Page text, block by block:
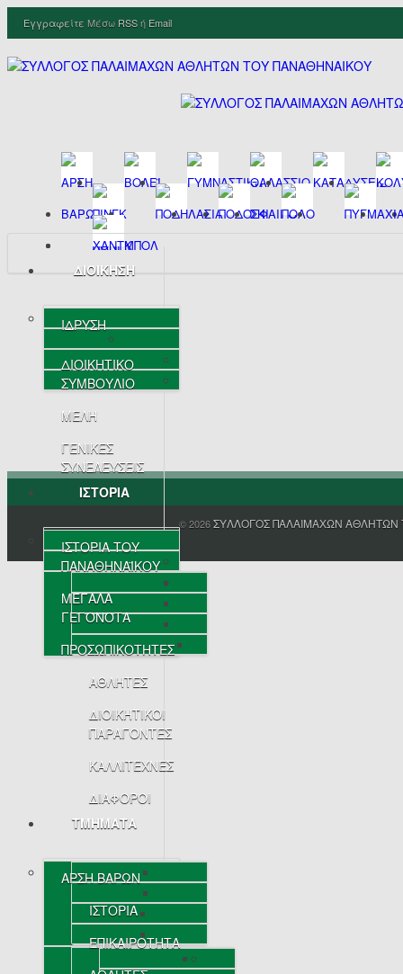
Εγγραφείτε Μέσω RSSή Email
ΔΙΟΙΚΗΣΗ
ΙΔΡΥΣΗ
ΔΙΟΙΚΗΤΙΚΟ
ΣΥΜΒΟΥΛΙΟ
ΜΕΛΗ
ΓΕΝΙΚΕΣ
ΣΥΝΕΛΕΥΣΕΙΣ
ΙΣΤΟΡΙΑ
ΙΣΤΟΡΙΑ ΤΟΥ
ΠΑΝΑΘΗΝΑΪΚΟΥ
ΜΕΓΑΛΑ
ΓΕΓΟΝΟΤΑ
ΠΡΟΣΩΠΙΚΟΤΗΤΕΣ
ΑΘΛΗΤΕΣ
ΔΙΟΙΚΗΤΙΚΟΙ
ΠΑΡΑΓΟΝΤΕΣ
ΚΑΛΛΙΤΕΧΝΕΣ
ΔΙΑΦΟΡΟΙ
ΤΜΗΜΑΤΑ
ΑΡΣΗ ΒΑΡΩΝ
ΙΣΤΟΡΙΑ
ΕΠΙΚΑΙΡΟΤΗΤΑ
© 2026ΣΥΛΛΟΓΟΣ ΠΑΛΑΙΜΑΧΩΝ ΑΘΛΗΤΩΝ